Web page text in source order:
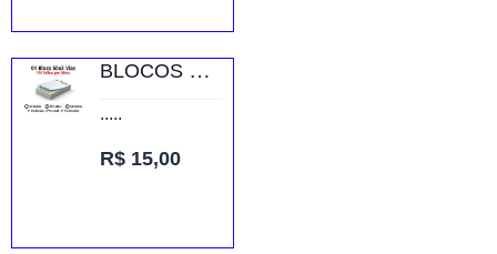
BLOCOS E TALÕES 50 FOLHAS AP 75G 50X3 75X105MM
.....
R$ 15,00